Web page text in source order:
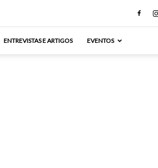
ENTREVISTAS E ARTIGOS EVENTOS